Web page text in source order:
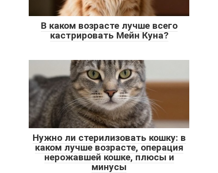
В каком возрасте лучше всего
кастрировать Мейн Куна?
Нужно ли стерилизовать кошку: в
каком лучше возрасте, операция
нерожавшей кошке, плюсы и
минусы